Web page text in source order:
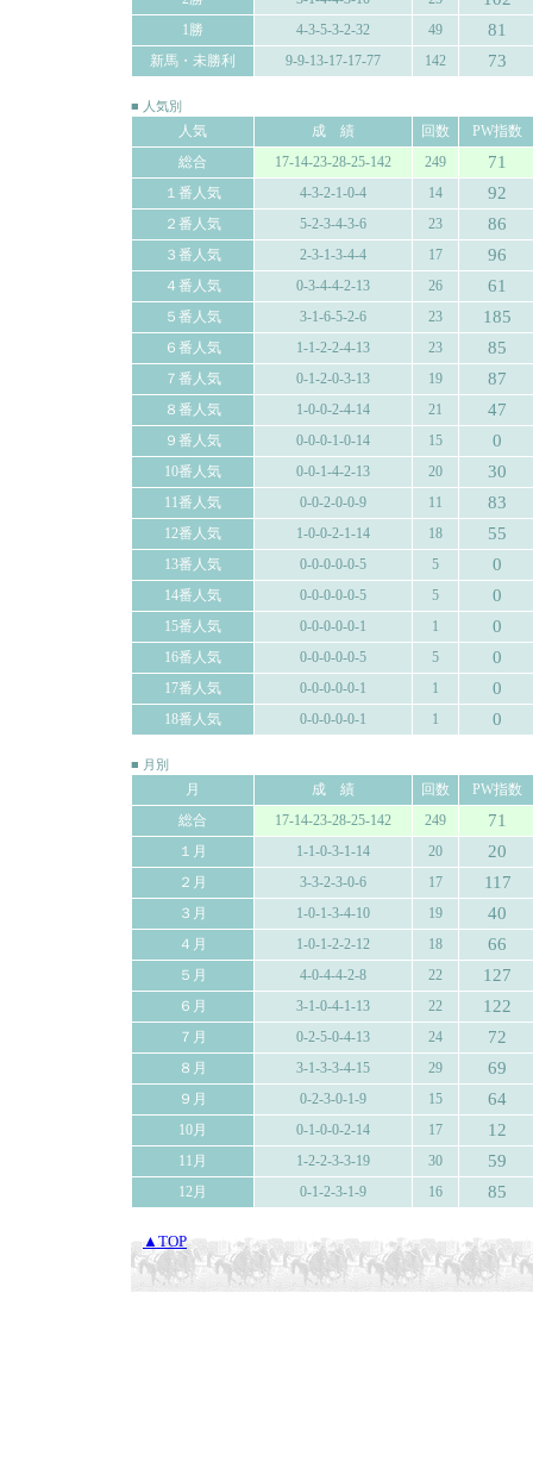
1勝 4-3-5-3-2-32 49 81
新馬・未勝利 9-9-13-17-17-77 142 73
■ 人気別
人気 成 績 回数
PW指数
総合
17-14-23-28-25-142 249 71
１番人気 4-3-2-1-0-4 14 92
２番人気 5-2-3-4-3-6 23 86
３番人気 2-3-1-3-4-4 17 96
４番人気 0-3-4-4-2-13 26 61
５番人気 3-1-6-5-2-6 23 185
６番人気 1-1-2-2-4-13 23 85
７番人気 0-1-2-0-3-13 19 87
８番人気 1-0-0-2-4-14 21 47
９番人気 0-0-0-1-0-14 15 0
10番人気 0-0-1-4-2-13 20 30
11番人気 0-0-2-0-0-9 11 83
12番人気 1-0-0-2-1-14 18 55
13番人気 0-0-0-0-0-5 5 0
14番人気 0-0-0-0-0-5 5 0
15番人気 0-0-0-0-0-1 1 0
16番人気 0-0-0-0-0-5 5 0
17番人気 0-0-0-0-0-1 1 0
18番人気 0-0-0-0-0-1 1 0
■ 月別
月 成 績 回数
PW指数
総合
17-14-23-28-25-142 249 71
１月 1-1-0-3-1-14 20 20
２月 3-3-2-3-0-6 17 117
３月 1-0-1-3-4-10 19 40
４月 1-0-1-2-2-12 18 66
５月 4-0-4-4-2-8 22 127
６月 3-1-0-4-1-13 22 122
７月 0-2-5-0-4-13 24 72
８月 3-1-3-3-4-15 29 69
９月 0-2-3-0-1-9 15 64
10月 0-1-0-0-2-14 17 12
11月 1-2-2-3-3-19 30 59
12月 0-1-2-3-1-9 16 85
▲TOP